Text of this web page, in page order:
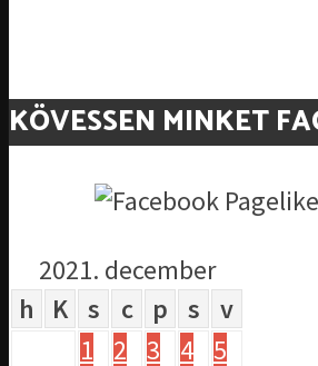
KÖVESSEN MINKET
2021. december
h
K s c p s
v
1
2 3 4 5